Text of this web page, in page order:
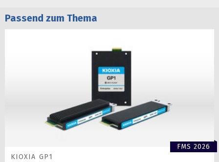
Passend zum Thema
FMS 2026
KIOXIA GP1